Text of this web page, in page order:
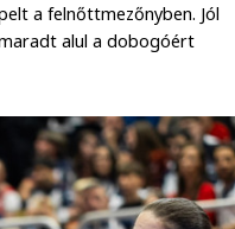
a felnőttmezőnyben. Jól
alul a dobogóért